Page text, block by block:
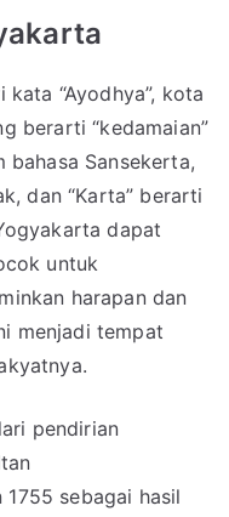
“Ayodhya”, kota
berarti “kedamaian”
bahasa Sansekerta,
dan “Karta” berarti
dapat
untuk
harapan dan
menjadi tempat
pendirian
sebagai hasil